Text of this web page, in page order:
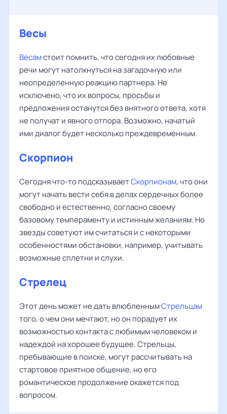
Весы
Весамстоит помнить, что сегодня их любовные
речи могут натолкнуться на загадочную или
неопределенную реакцию партнера. Не
исключено, что их вопросы, просьбы и
предложения останутся без внятного ответа, хотя
не получат и явного отпора. Возможно, начатый
ими диалог будет несколько преждевременным.
Скорпион
Сегодня что-то подсказываетСкорпионам, что они
могут начать вести себя в делах сердечных более
свободно и естественно, согласно своему
базовому темпераменту и истинным желаниям. Но
звезды советуют им считаться и с некоторыми
особенностями обстановки, например, учитывать
возможные сплетни и слухи.
Стрелец
Этот день может не дать влюбленнымСтрельцам
того, о чем они мечтают, но он порадует их
возможностью контакта с любимым человеком и
надеждой на хорошее будущее. Стрельцы,
пребывающие в поиске, могут рассчитывать на
стартовое приятное общение, но его
романтическое продолжение окажется под
вопросом.